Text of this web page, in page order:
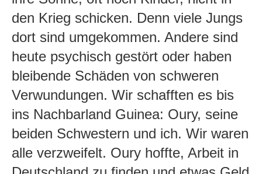
den Krieg schicken. Denn viele Jungs
dort sind umgekommen. Andere sind
heute psychisch gestört oder haben
bleibende Schäden von schweren
Verwundungen. Wir schafften es bis
ins Nachbarland Guinea: Oury, seine
beiden Schwestern und ich. Wir waren
alle verzweifelt. Oury hoffte, Arbeit in